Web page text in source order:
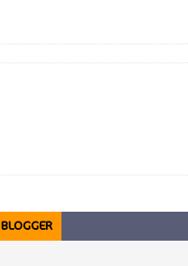
BLOGGER